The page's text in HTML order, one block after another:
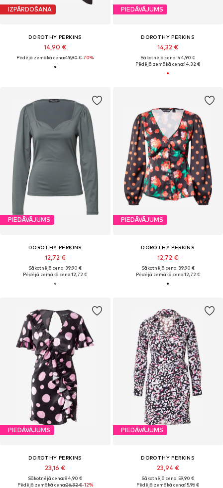
IZPĀRDOŠANA
DOROTHY PERKINS
14,90 €
Pēdējā zemākā cena:49,90 €-70%
PIEDĀVĀJUMS
DOROTHY PERKINS
14,32 €
Sākotnējā cena: 44,90 €
Pēdējā zemākā cena:14,32 €
PIEDĀVĀJUMS
DOROTHY PERKINS
12,72 €
Sākotnējā cena: 39,90 €
Pēdējā zemākā cena:12,72 €
PIEDĀVĀJUMS
DOROTHY PERKINS
12,72 €
Sākotnējā cena: 39,90 €
Pēdējā zemākā cena:12,72 €
PIEDĀVĀJUMS
DOROTHY PERKINS
23,16 €
Sākotnējā cena: 84,90 €
Pēdējā zemākā cena:26,32 €-12%
PIEDĀVĀJUMS
DOROTHY PERKINS
23,94 €
Sākotnējā cena: 59,90 €
Pēdējā zemākā cena:15,96 €